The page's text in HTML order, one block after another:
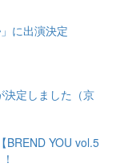
に出演決定
決定しました（京
BREND YOU vol.5